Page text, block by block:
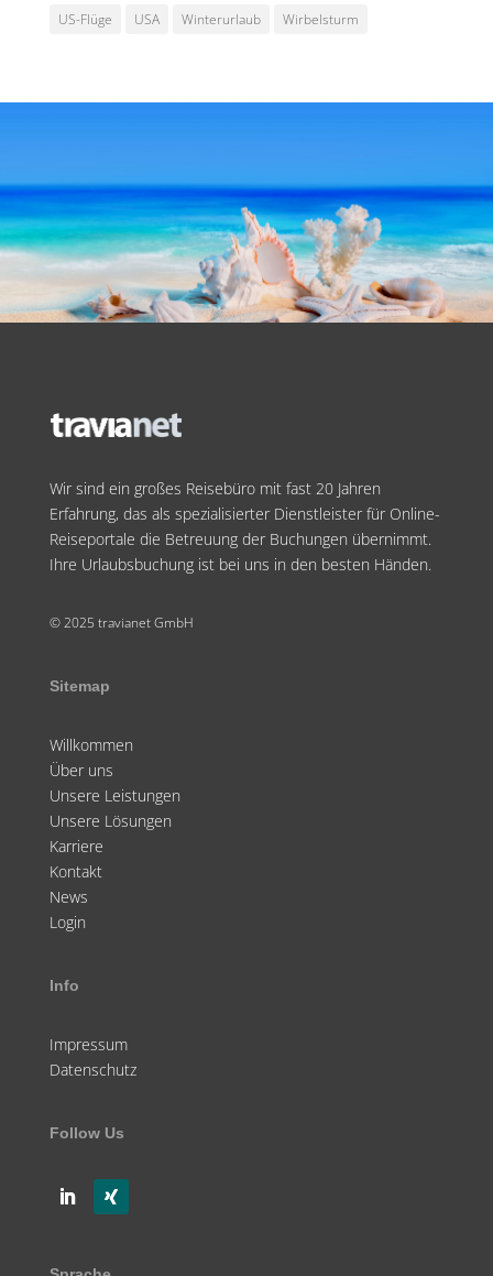
US-Flüge
USA Winterurlaub Wirbelsturm
Wir sind ein großes Reisebüro mit fast 20 Jahren
Erfahrung, das als spezialisierter Dienstleister für Online-
Reiseportale die Betreuung der Buchungen übernimmt.
Ihre Urlaubsbuchung ist bei uns in den besten Händen.
© 2025 travianet GmbH
Sitemap
Willkommen
Über uns
Unsere Leistungen
Unsere Lösungen
Karriere
Kontakt
News
Login
Info
Impressum
Datenschutz
Follow Us